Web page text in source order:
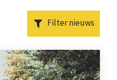
Filter nieuws